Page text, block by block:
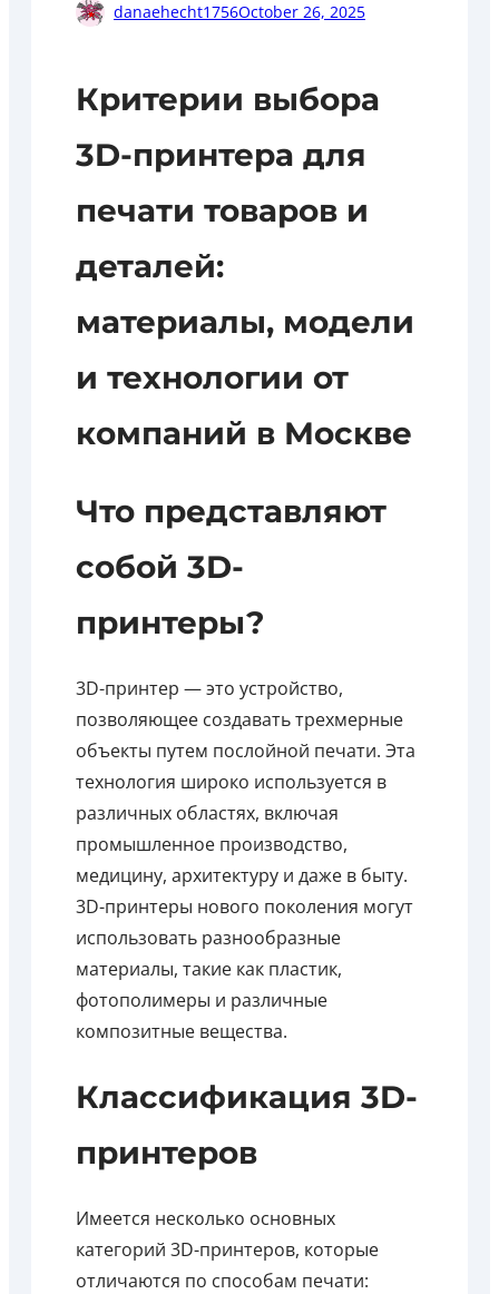
danaehecht1756October 26, 2025
Критерии выбора
3D-принтера для
печати товаров и
деталей:
материалы, модели
и технологии от
компаний в Москве
Что представляют
собой 3D-
принтеры?
3D-принтер — это устройство,
позволяющее создавать трехмерные
объекты путем послойной печати. Эта
технология широко используется в
различных областях, включая
промышленное производство,
медицину, архитектуру и даже в быту.
3D-принтеры нового поколения могут
использовать разнообразные
материалы, такие как пластик,
фотополимеры и различные
композитные вещества.
Классификация 3D-
принтеров
Имеется несколько основных
категорий 3D-принтеров, которые
отличаются по способам печати: